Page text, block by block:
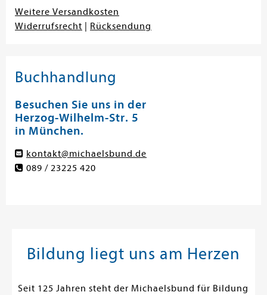
Weitere Versandkosten
Widerrufsrecht
Rücksendung
Buchhandlung
Besuchen Sie uns in der
Herzog-Wilhelm-Str. 5
in München.
kontakt@michaelsbund.de
089 / 23225 420
Bildung liegt uns am Herzen
Seit 125 Jahren steht der Michaelsbund für Bildung